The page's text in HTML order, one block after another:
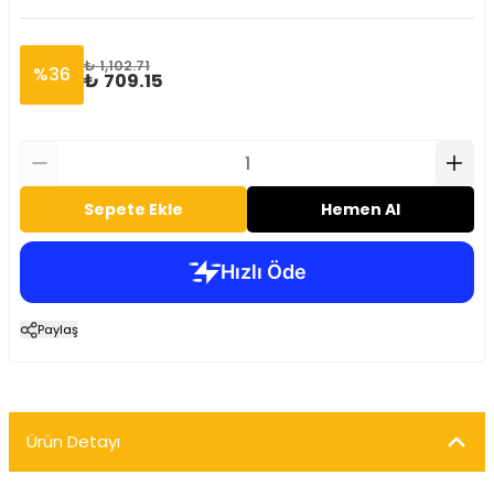
%36 ₺ 1,102.71
₺ 709.15
Sepete Ekle Hemen Al
Paylaş
Ürün Detayı